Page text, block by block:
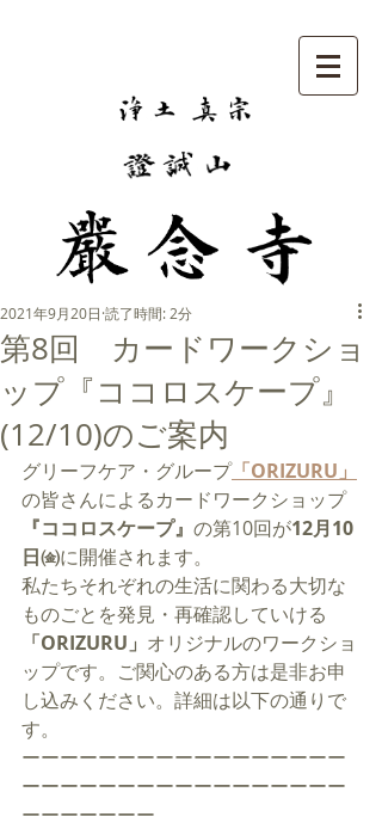
第8回 カードワークショ
ップ『ココロスケープ』
(12/10)のご案内
2021年9月20日 読了時間: 2分
グリーフケア・グループ「ORIZURU」
の皆さんによるカードワークショップ
『ココロスケープ』 の第10回が12月10
日㈮に開催されます。
私たちそれぞれの生活に関わる大切な
ものごとを発見・再確認していける
「ORIZURU」 オリジナルのワークショ
ップです。ご関心のある方は是非お申
し込みください。詳細は以下の通りで
す。
ーーーーーーーーーーーーーーーーー
ーーーーーーーーーーーーーーーーー
ーーーーーーー